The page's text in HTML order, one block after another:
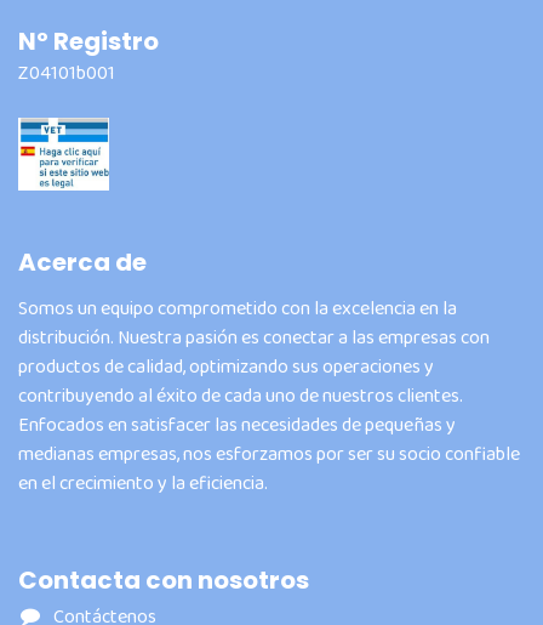
Nº Registro
Z04101b001
Acerca de
Somos un equipo comprometido con la excelencia en la
distribución. Nuestra pasión es conectar a las empresas con
productos de calidad, optimizando sus operaciones y
contribuyendo al éxito de cada uno de nuestros clientes.
Enfocados en satisfacer las necesidades de pequeñas y
medianas empresas, nos esforzamos por ser su socio confiable
en el crecimiento y la eficiencia.
Contacta con nosotros
Contáctenos